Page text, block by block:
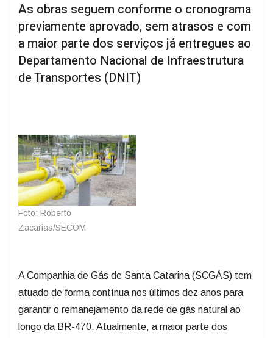
As obras seguem conforme o cronograma
previamente aprovado, sem atrasos e com
a maior parte dos serviços já entregues ao
Departamento Nacional de Infraestrutura
de Transportes (DNIT)
Foto: Roberto
Zacarias/SECOM
A Companhia de Gás de Santa Catarina (SCGÁS) tem
atuado de forma contínua nos últimos dez anos para
garantir o remanejamento da rede de gás natural ao
longo da BR-470. Atualmente, a maior parte dos